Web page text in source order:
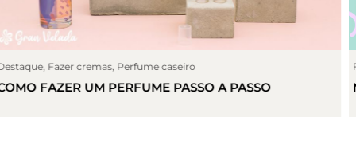
Fazer cremas,Máscaras caseiras
MÁSCARA CASEIRA PARA O ROSTRO